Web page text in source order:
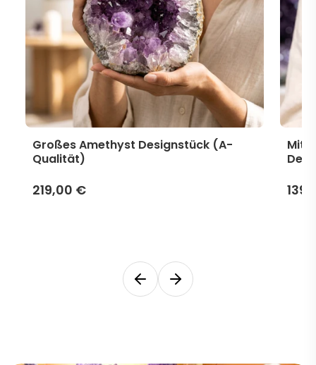
Großes Amethyst Designstück (A-
Qualität)
219,00 €